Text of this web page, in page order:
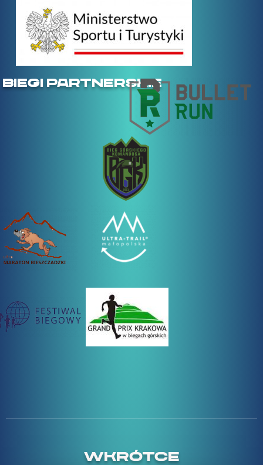
BIEGI PARTNERSKIE
WKRÓTCE